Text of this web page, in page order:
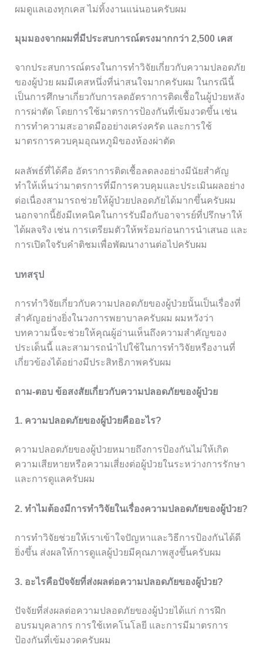
ผมดูแลเองทุกเคส ไม่ทิ้งงานแน่นอนครับผม
มุมมองจากผมที่มีประสบการณ์ตรงมากกว่า 2,500 เคส
จากประสบการณ์ตรงในการทำวิจัยเกี่ยวกับความปลอดภัย
ของผู้ป่วย ผมมีเคสหนึ่งที่น่าสนใจมากครับผม ในกรณีนี้
เป็นการศึกษาเกี่ยวกับการลดอัตราการติดเชื้อในผู้ป่วยหลัง
การผ่าตัด โดยการใช้มาตรการป้องกันที่เข้มงวดขึ้น เช่น
การทำความสะอาดมืออย่างเคร่งครัด และการใช้
มาตรการควบคุมอุณหภูมิของห้องผ่าตัด
ผลลัพธ์ที่ได้คือ อัตราการติดเชื้อลดลงอย่างมีนัยสำคัญ
ทำให้เห็นว่ามาตรการที่มีการควบคุมและประเมินผลอย่าง
ต่อเนื่องสามารถช่วยให้ผู้ป่วยปลอดภัยได้มากขึ้นครับผม
นอกจากนี้ยังมีเทคนิคในการรับมือกับอาจารย์ที่ปรึกษาให้
ได้ผลจริง เช่น การเตรียมตัวให้พร้อมก่อนการนำเสนอ และ
การเปิดใจรับคำติชมเพื่อพัฒนางานต่อไปครับผม
บทสรุป
การทำวิจัยเกี่ยวกับความปลอดภัยของผู้ป่วยนั้นเป็นเรื่องที่
สำคัญอย่างยิ่งในวงการพยาบาลครับผม ผมหวังว่า
บทความนี้จะช่วยให้คุณผู้อ่านเห็นถึงความสำคัญของ
ประเด็นนี้ และสามารถนำไปใช้ในการทำวิจัยหรืองานที่
เกี่ยวข้องได้อย่างมีประสิทธิภาพครับผม
ถาม-ตอบ ข้อสงสัยเกี่ยวกับความปลอดภัยของผู้ป่วย
1. ความปลอดภัยของผู้ป่วยคืออะไร?
ความปลอดภัยของผู้ป่วยหมายถึงการป้องกันไม่ให้เกิด
ความเสียหายหรือความเสี่ยงต่อผู้ป่วยในระหว่างการรักษา
และการดูแลครับผม
2. ทำไมต้องมีการทำวิจัยในเรื่องความปลอดภัยของผู้ป่วย?
การทำวิจัยช่วยให้เราเข้าใจปัญหาและวิธีการป้องกันได้ดี
ยิ่งขึ้น ส่งผลให้การดูแลผู้ป่วยมีคุณภาพสูงขึ้นครับผม
3. อะไรคือปัจจัยที่ส่งผลต่อความปลอดภัยของผู้ป่วย?
ปัจจัยที่ส่งผลต่อความปลอดภัยของผู้ป่วยได้แก่ การฝึก
อบรมบุคลากร การใช้เทคโนโลยี และการมีมาตรการ
ป้องกันที่เข้มงวดครับผม